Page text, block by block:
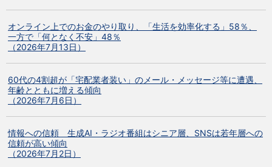
オンライン上でのお金のやり取り、「生活を効率化する」58％、
一方で「何となく不安」48％
（2026年7月13日）
60代の4割超が「宅配業者装い」のメール・メッセージ等に遭遇、
年齢とともに増える傾向
（2026年7月6日）
情報への信頼 生成AI・ラジオ番組はシニア層、SNSは若年層への
信頼が高い傾向
（2026年7月2日）